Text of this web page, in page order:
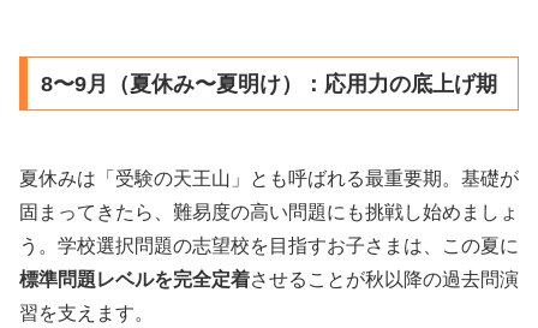
8〜9月（夏休み〜夏明け）：応用力の底上げ期
夏休みは「受験の天王山」とも呼ばれる最重要期。基礎が
固まってきたら、難易度の高い問題にも挑戦し始めましょ
う。学校選択問題の志望校を目指すお子さまは、この夏に
標準問題レベルを完全定着させることが秋以降の過去問演
習を支えます。